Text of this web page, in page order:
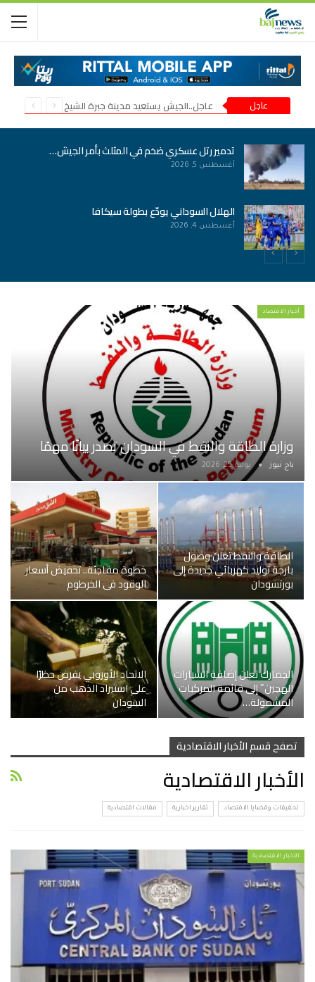
عاجل عاجل..الجيش يستعيد مدينة جبرة الشيخ في شمال كردفان
ضياء الدين بلال يكتب: عودة بروف حميدة .
أغسطس 6, 2026
الخرطوم.. الشرطة تفك لغز “جسم…
أغسطس 6, 2026
أخبار الاقتصاد
وزارة الطاقة والنفط في السودان تصدر بيانًا مهمًا
باج نيوز يوليو 25, 2026
الطاقة والنفط تعلن وصول
بارجة توليد كهربائي جديدة إلى
بورتسودان
خطوة مفاجئة.. تخفيض أسعار
الوقود في الخرطوم
الجمارك تعلن إضافة السيارات
الهجين” إلى قائمة المركبات
المشمولة…
الاتحاد الأوروبي يفرض حظرًا
على استيراد الذهب من
السودان
تصفح قسم الأخبار الاقتصادية
الأخبار الاقتصادية
تحقيقات وقضايا الاقتصاد تقارير اخبارية مقالات اقتصادية
الأخبار الاقتصادية